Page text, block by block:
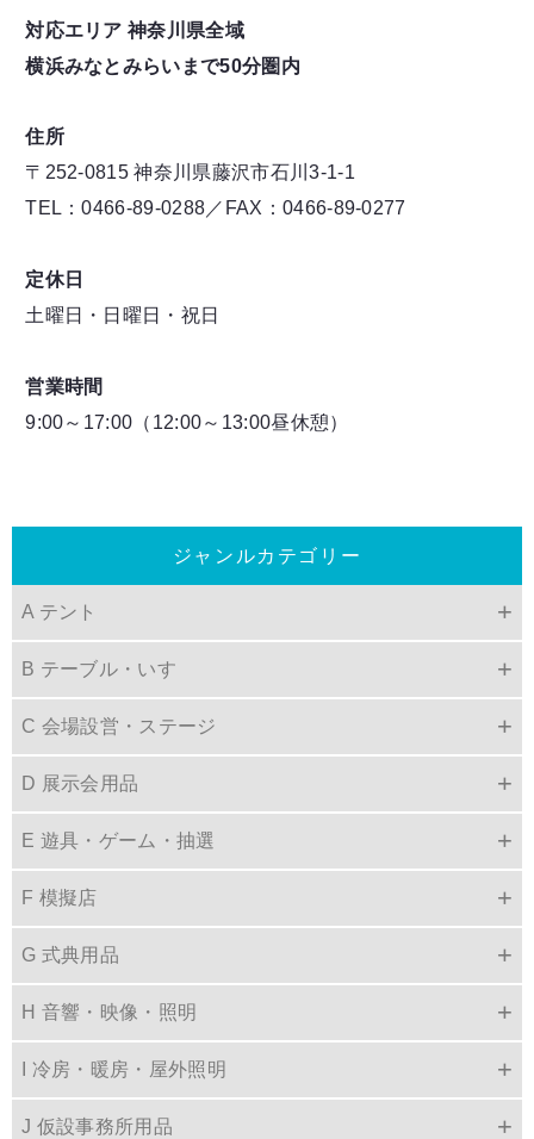
ジャンルカテゴリー
A テント
B テーブル・いす
C 会場設営・ステージ
D 展示会用品
E 遊具・ゲーム・抽選
F 模擬店
G 式典用品
H 音響・映像・照明
I 冷房・暖房・屋外照明
J 仮設事務所用品
対応エリア 神奈川県全域
横浜みなとみらいまで50分圏内
住所
〒252-0815 神奈川県藤沢市石川3-1-1
TEL：0466-89-0288／FAX：0466-89-0277
定休日
土曜日・日曜日・祝日
営業時間
9:00～17:00（12:00～13:00昼休憩）